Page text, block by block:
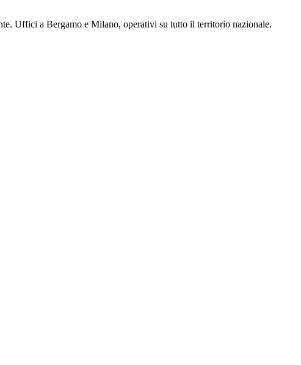
Uffici a Bergamo e Milano, operativi su tutto il territorio nazionale.